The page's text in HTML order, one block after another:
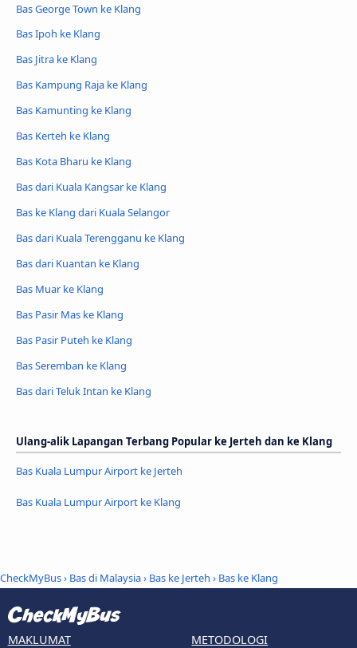
Bas George Town ke Klang
Bas Ipoh ke Klang
Bas Jitra ke Klang
Bas Kampung Raja ke Klang
Bas Kamunting ke Klang
Bas Kerteh ke Klang
Bas Kota Bharu ke Klang
Bas dari Kuala Kangsar ke Klang
Bas ke Klang dari Kuala Selangor
Bas dari Kuala Terengganu ke Klang
Bas dari Kuantan ke Klang
Bas Muar ke Klang
Bas Pasir Mas ke Klang
Bas Pasir Puteh ke Klang
Bas Seremban ke Klang
Bas dari Teluk Intan ke Klang
Ulang-alik Lapangan Terbang Popular ke Jerteh dan ke Klang
Bas Kuala Lumpur Airport ke Jerteh
Bas Kuala Lumpur Airport ke Klang
CheckMyBus› Bas di Malaysia› Bas ke Jerteh › Bas ke Klang
MAKLUMAT METODOLOGI